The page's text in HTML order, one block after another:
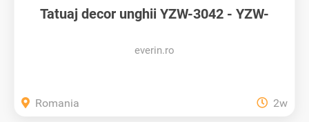
Tatuaj decor unghii YZW-3042 - YZW-
everin.ro
Romania 2w